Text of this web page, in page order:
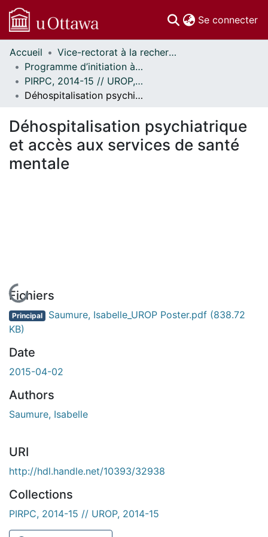
Se connecter
Communautés
et collections
Parcourir
Statistiques
À propos
Accueil
Vice-rectorat à la recherche // Office of the V-P, Research
Programme d’initiation à la recherche au premier cycle (PIRPC) // Undergraduate Research Opportunity Program (UROP)
PIRPC, 2014-15 // UROP, 2014-15
Déhospitalisation psychiatrique et accès aux services de santé mentale
Déhospitalisation psychiatrique
et accès aux services de santé
mentale
En cours de chargement...
Fichiers
Principal Saumure, Isabelle_UROP Poster.pdf (838.72
KB)
Date
2015-04-02
Authors
Saumure, Isabelle
URI
http://hdl.handle.net/10393/32938
Collections
PIRPC, 2014-15 // UROP, 2014-15